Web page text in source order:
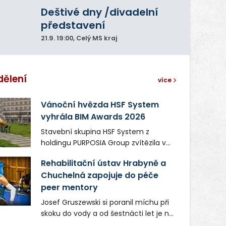
Deštivé dny /divadelní
představení
21.9. 19:00, Celý MS kraj
více
Vánoční hvězda HSF System
vyhrála BIM Awards 2026
Stavební skupina HSF System z
holdingu PURPOSIA Group zvítězila v
v kategorii Projekty veřejného zájmu.
Ocenění získala ocelová Vánoční
hvězda, která vznikla pro Ostravské
Vánoce na Masarykově náměstí.
Sezónní prvek vánoční výzdoby sloužil
během adventu jako fotopoint pro
Rehabilitační ústav Hrabyně a
Chuchelná zapojuje do péče
peer mentory
Josef Gruszewski si poranil míchu při
skoku do vody a od šestnácti let je na